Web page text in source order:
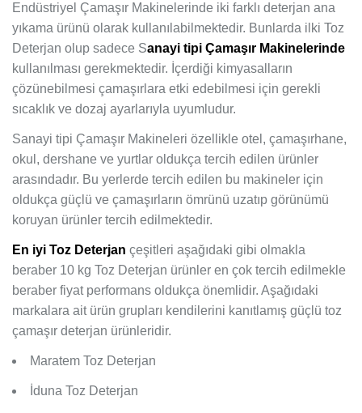
Endüstriyel Çamaşır Makinelerinde iki farklı deterjan ana
yıkama ürünü olarak kullanılabilmektedir. Bunlarda ilki Toz
Deterjan olup sadece Sanayi tipi Çamaşır Makinelerinde
kullanılması gerekmektedir. İçerdiği kimyasalların
çözünebilmesi çamaşırlara etki edebilmesi için gerekli
sıcaklık ve dozaj ayarlarıyla uyumludur.
Sanayi tipi Çamaşır Makineleri özellikle otel, çamaşırhane,
okul, dershane ve yurtlar oldukça tercih edilen ürünler
arasındadır. Bu yerlerde tercih edilen bu makineler için
oldukça güçlü ve çamaşırların ömrünü uzatıp görünümü
koruyan ürünler tercih edilmektedir.
En iyi Toz Deterjan çeşitleri aşağıdaki gibi olmakla
beraber 10 kg Toz Deterjan ürünler en çok tercih edilmekle
beraber fiyat performans oldukça önemlidir. Aşağıdaki
markalara ait ürün grupları kendilerini kanıtlamış güçlü toz
çamaşır deterjan ürünleridir.
Maratem Toz Deterjan
İduna Toz Deterjan